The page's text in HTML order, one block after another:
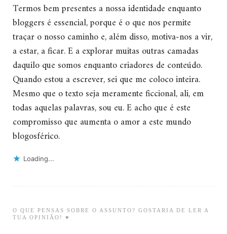
Termos bem presentes a nossa identidade enquanto
bloggers é essencial, porque é o que nos permite
traçar o nosso caminho e, além disso, motiva-nos a vir,
a estar, a ficar. E a explorar muitas outras camadas
daquilo que somos enquanto criadores de conteúdo.
Quando estou a escrever, sei que me coloco inteira.
Mesmo que o texto seja meramente ficcional, ali, em
todas aquelas palavras, sou eu. E acho que é este
compromisso que aumenta o amor a este mundo
blogosférico.
Loading...
O QUE PENSAS SOBRE O ASSUNTO? GOSTARIA DE LER A
TUA OPINIÃO! ♥